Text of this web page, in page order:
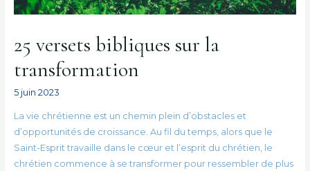
25 versets bibliques sur la
transformation
5 juin 2023
La vie chrétienne est un chemin plein d’obstacles et
d’opportunités de croissance. Au fil du temps, alors que le
Saint-Esprit travaille dans le cœur et l’esprit du chrétien, le
chrétien commence à se transformer pour ressembler de plus